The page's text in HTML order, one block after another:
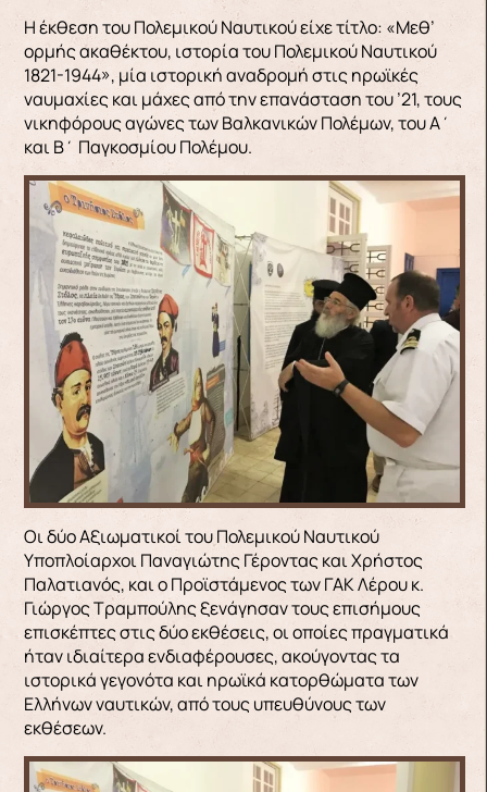
Η έκθεση του Πολεμικού Ναυτικού είχε τίτλο: «Μεθ’
ορμής ακαθέκτου, ιστορία του Πολεμικού Ναυτικού
1821-1944», μία ιστορική αναδρομή στις ηρωϊκές
ναυμαχίες και μάχες από την επανάσταση του ’21, τους
νικηφόρους αγώνες των Βαλκανικών Πολέμων, του Α΄
και Β΄ Παγκοσμίου Πολέμου.
Οι δύο Αξιωματικοί του Πολεμικού Ναυτικού
Υποπλοίαρχοι Παναγιώτης Γέροντας και Χρήστος
Παλατιανός, και ο Προϊστάμενος των ΓΑΚ Λέρου κ.
Γιώργος Τραμπούλης ξενάγησαν τους επισήμους
επισκέπτες στις δύο εκθέσεις, οι οποίες πραγματικά
ήταν ιδιαίτερα ενδιαφέρουσες, ακούγοντας τα
ιστορικά γεγονότα και ηρωϊκά κατορθώματα των
Ελλήνων ναυτικών, από τους υπευθύνους των
εκθέσεων.